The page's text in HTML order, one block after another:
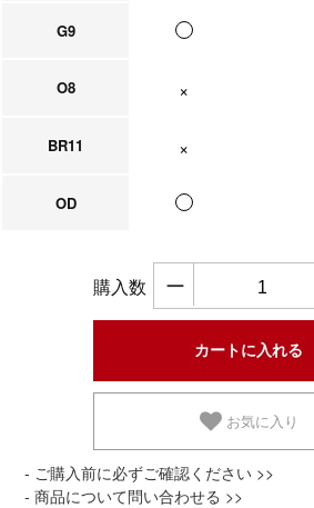
G9
O8
BR11
OD
購入数 ー
お気に入り
- ご購入前に必ずご確認ください >>
- 商品について問い合わせる >>